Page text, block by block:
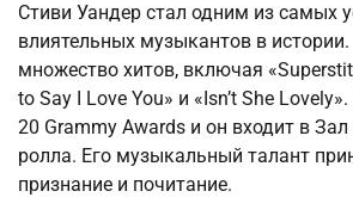
Стиви Уандер стал одним из самых
влиятельных музыкантов в
множество хитов, включая
to Say I Love You» и «Isn’t She
20 Grammy Awards и он входит в
ролла. Его музыкальный талант
признание и почитание.